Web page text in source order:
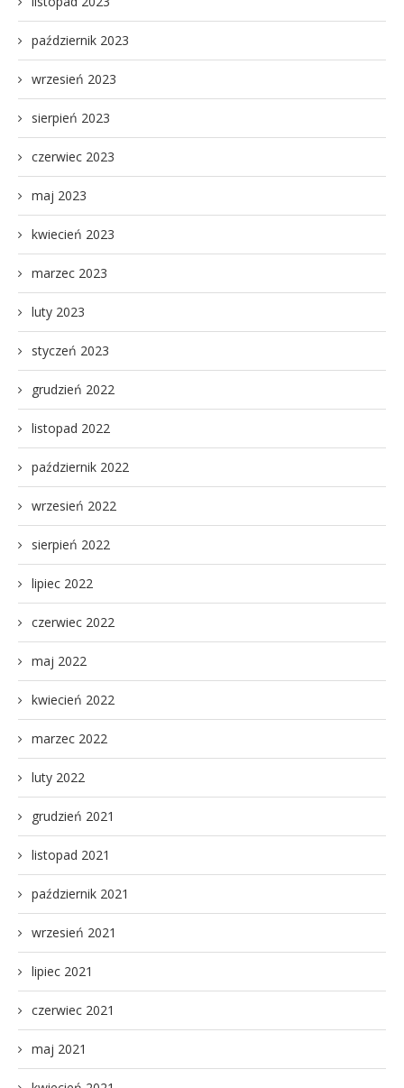
październik 2023
wrzesień 2023
sierpień 2023
czerwiec 2023
maj 2023
kwiecień 2023
marzec 2023
luty 2023
styczeń 2023
grudzień 2022
listopad 2022
październik 2022
wrzesień 2022
sierpień 2022
lipiec 2022
czerwiec 2022
maj 2022
kwiecień 2022
marzec 2022
luty 2022
grudzień 2021
listopad 2021
październik 2021
wrzesień 2021
lipiec 2021
czerwiec 2021
maj 2021